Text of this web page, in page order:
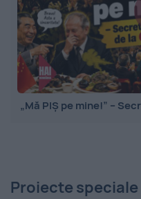
„Mă PIȘ pe mine!” –
Proiecte speciale